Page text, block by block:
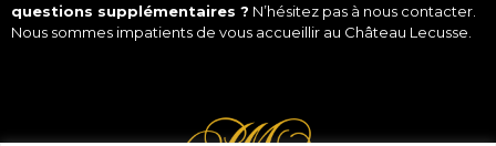
questions supplémentaires ? N’hésitez pas à nous contacter
Nous sommes impatients de vous accueillir au Château Lecusse.